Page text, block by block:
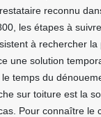
reconnu
les étapes à
à rechercher la
une solution
temps du
sur toiture est la
Pour connaître le